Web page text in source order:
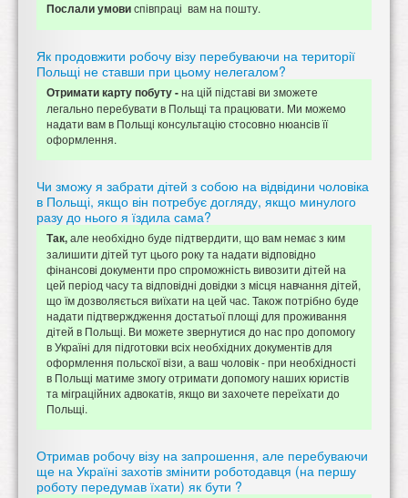
Послали умовиспівпраці вам на пошту.
Як продовжити робочу візу перебуваючи на території
Польщі не ставши при цьому нелегалом?
Отримати карту побуту -на цій підставі ви зможете
легально перебувати в Польщі та працювати. Ми можемо
надати вам в Польщі консультацію стосовно нюансів її
оформлення.
Чи зможу я забрати дітей з собою на відвідини чоловіка
в Польщі, якщо він потребує догляду, якщо минулого
разу до нього я їздила сама?
Так,але необхідно буде підтвердити, що вам немає з ким
залишити дітей тут цього року та надати відповідно
фінансові документи про спроможність вивозити дітей на
цей період часу та відповідні довідки з місця навчання дітей,
що їм дозволяється виїхати на цей час. Також потрібно буде
надати підтверждження достатьої площі для проживання
дітей в Польщі. Ви можете звернутися до нас про допомогу
в Україні для підготовки всіх необхідних документів для
оформлення польскої візи, а ваш чоловік - при необхідності
в Польщі матиме змогу отримати допомогу наших юристів
та міграційних адвокатів, якщо ви захочете переїхати до
Польщі.
Отримав робочу візу на запрошення, але перебуваючи
ще на Україні захотів змінити роботодавця (на першу
роботу передумав їхати) як бути ?